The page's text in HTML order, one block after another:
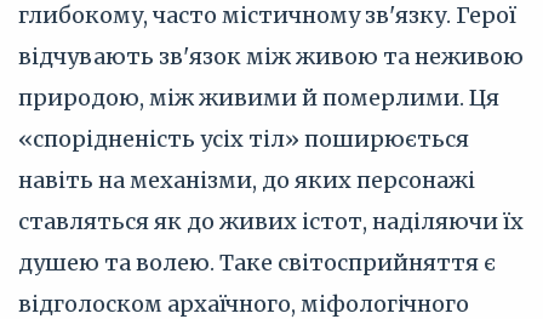
глибокому, часто містичному зв'язку. Герої
відчувають зв'язок між живою та неживою
природою, між живими й померлими. Ця
«спорідненість усіх тіл» поширюється
навіть на механізми, до яких персонажі
ставляться як до живих істот, наділяючи їх
душею та волею. Таке світосприйняття є
відголоском архаїчного, міфологічного